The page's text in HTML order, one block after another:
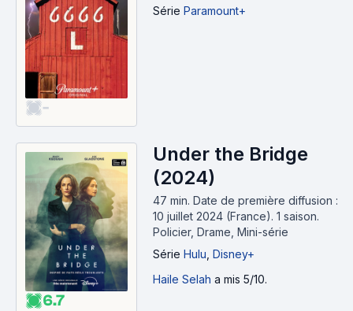
-
Série Paramount+
6.7
Under the Bridge
(2024)
47 min. Date de première diffusion :
10 juillet 2024 (France). 1 saison.
Policier, Drame, Mini-série
Série Hulu Disney+
Haile Selah a mis 5/10.